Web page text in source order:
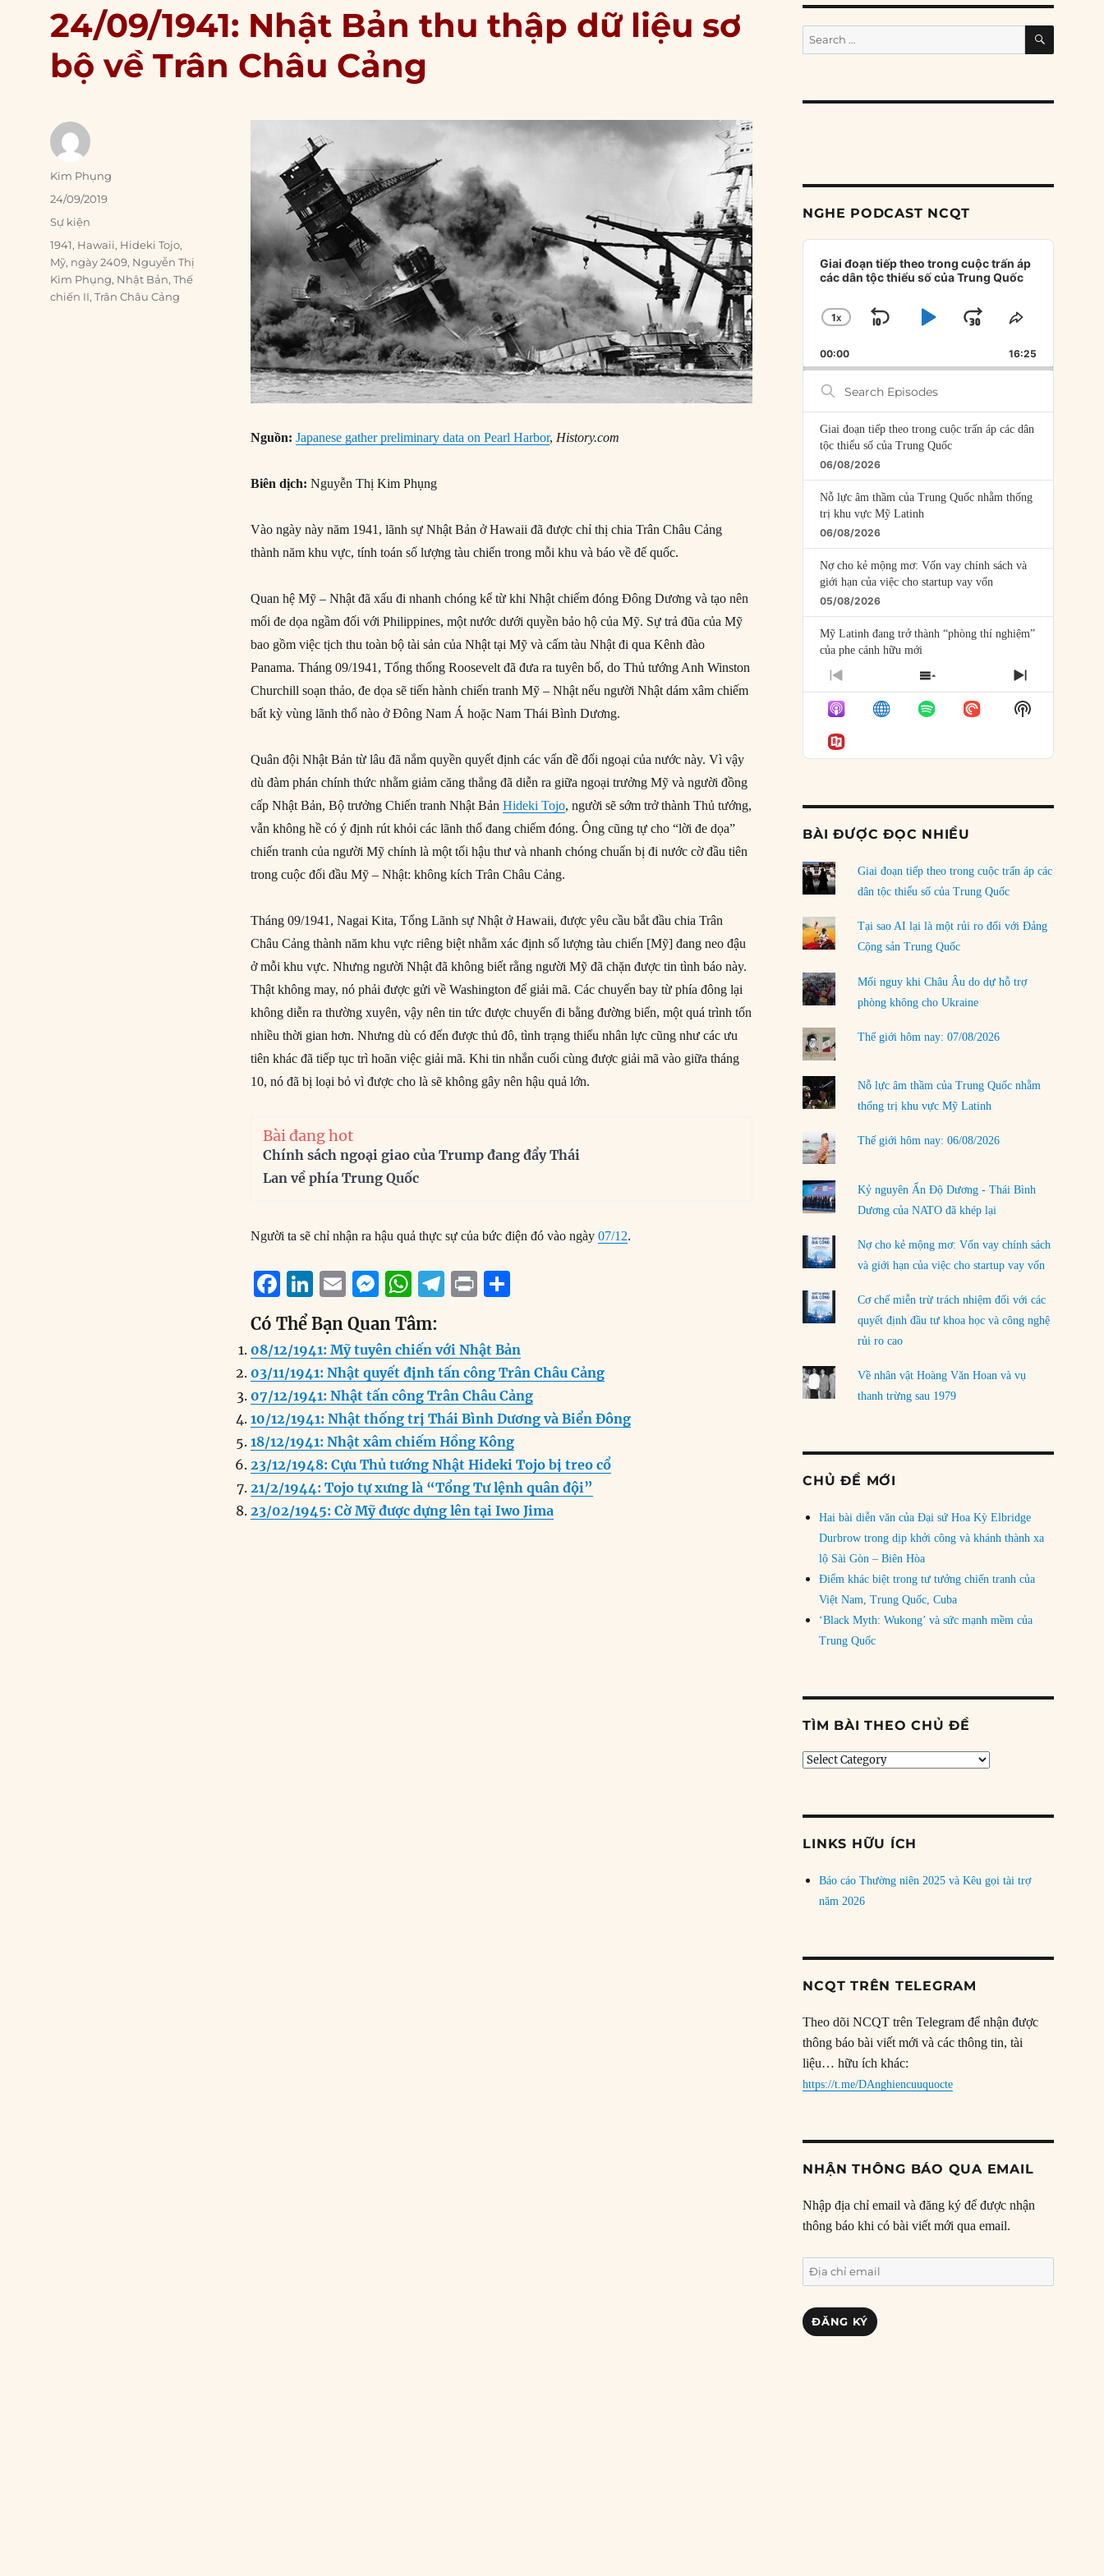
24/09/1941: Nhật Bản thu thập dữ liệu sơ
bộ về Trân Châu Cảng
Nguồn: Japanese gather preliminary data on Pearl Harbor, History.com
Biên dịch: Nguyễn Thị Kim Phụng
Vào ngày này năm 1941, lãnh sự Nhật Bản ở Hawaii đã được chỉ thị chia Trân Châu Cảng
thành năm khu vực, tính toán số lượng tàu chiến trong mỗi khu và báo về đế quốc.
Quan hệ Mỹ – Nhật đã xấu đi nhanh chóng kể từ khi Nhật chiếm đóng Đông Dương và tạo nên
mối đe dọa ngầm đối với Philippines, một nước dưới quyền bảo hộ của Mỹ. Sự trả đũa của Mỹ
bao gồm việc tịch thu toàn bộ tài sản của Nhật tại Mỹ và cấm tàu Nhật đi qua Kênh đào
Panama. Tháng 09/1941, Tổng thống Roosevelt đã đưa ra tuyên bố, do Thủ tướng Anh Winston
Churchill soạn thảo, đe dọa sẽ tiến hành chiến tranh Mỹ – Nhật nếu người Nhật dám xâm chiếm
bất kỳ vùng lãnh thổ nào ở Đông Nam Á hoặc Nam Thái Bình Dương.
Quân đội Nhật Bản từ lâu đã nắm quyền quyết định các vấn đề đối ngoại của nước này. Vì vậy
dù đàm phán chính thức nhằm giảm căng thẳng đã diễn ra giữa ngoại trưởng Mỹ và người đồng
cấp Nhật Bản, Bộ trưởng Chiến tranh Nhật BảnHideki Tojo, người sẽ sớm trở thành Thủ tướng,
vẫn không hề có ý định rút khỏi các lãnh thổ đang chiếm đóng. Ông cũng tự cho “lời đe dọa”
chiến tranh của người Mỹ chính là một tối hậu thư và nhanh chóng chuẩn bị đi nước cờ đầu tiên
trong cuộc đối đầu Mỹ – Nhật: không kích Trân Châu Cảng.
Tháng 09/1941, Nagai Kita, Tổng Lãnh sự Nhật ở Hawaii, được yêu cầu bắt đầu chia Trân
Châu Cảng thành năm khu vực riêng biệt nhằm xác định số lượng tàu chiến [Mỹ] đang neo đậu
ở mỗi khu vực. Nhưng người Nhật đã không biết rằng người Mỹ đã chặn được tin tình báo này.
Thật không may, nó phải được gửi về Washington để giải mã. Các chuyến bay từ phía đông lại
không diễn ra thường xuyên, vậy nên tin tức được chuyển đi bằng đường biển, một quá trình tốn
nhiều thời gian hơn. Nhưng dù có đến được thủ đô, tình trạng thiếu nhân lực cũng như các ưu
tiên khác đã tiếp tục trì hoãn việc giải mã. Khi tin nhắn cuối cùng được giải mã vào giữa tháng
10, nó đã bị loại bỏ vì được cho là sẽ không gây nên hậu quả lớn.
Bài đang hot
Chính sách ngoại giao của Trump đang đẩy Thái
Lan về phía Trung Quốc
Người ta sẽ chỉ nhận ra hậu quả thực sự của bức điện đó vào ngày07/12.
F
a
c
e
b
o
o
k
Li
n
k
e
d
I
n
E
m
ai
l
M
ss
e
n
g
er
W
h
at
s
A
p
p
T
e
g
r
a
m
P
n
t
re
Có Thể Bạn Quan Tâm:
08/12/1941: Mỹ tuyên chiến với Nhật Bản
03/11/1941: Nhật quyết định tấn công Trân Châu Cảng
07/12/1941: Nhật tấn công Trân Châu Cảng
10/12/1941: Nhật thống trị Thái Bình Dương và Biển Đông
18/12/1941: Nhật xâm chiếm Hồng Kông
23/12/1948: Cựu Thủ tướng Nhật Hideki Tojo bị treo cổ
21/2/1944: Tojo tự xưng là “Tổng Tư lệnh quân đội”
23/02/1945: Cờ Mỹ được dựng lên tại Iwo Jima
Author
Kim Phụng
Posted
24/09/2019
Categories
Sự kiện
Tags
1941, Hawaii, Hideki Tojo,
Mỹ, ngày 2409, Nguyễn Thị
Kim Phụng, Nhật Bản,Thế
chiến II,Trân Châu Cảng
Search
for:
SEARCH
NGHE PODCAST NCQT
Audio
Player
Giai đoạn tiếp theo trong cuộc trấn áp
các dân tộc thiểu số của Trung Quốc
CHANGE
RATE
1X
SKIP
BACKWARD
PLAYJUMP
FORWARD
SHARE
EPISODE
00:00 16:25
Search
Episodes
Giai đoạn tiếp theo trong cuộc trấn áp các dân
tộc thiểu số của Trung Quốc
06/08/2026
Nỗ lực âm thầm của Trung Quốc nhằm thống
trị khu vực Mỹ Latinh
06/08/2026
Nợ cho kẻ mộng mơ: Vốn vay chính sách và
giới hạn của việc cho startup vay vốn
05/08/2026
Mỹ Latinh đang trở thành “phòng thí nghiệm”
của phe cánh hữu mới
04/08/2026
Tại sao Trung Quốc phủ nhận cuộc gặp với
Ngoại trưởng Nhật Bản?
04/08/2026
03/08/2026
Đặt cược vào thất bại: Các quỹ đầu tư mạo
rủi ro
02/08/2026
Làm thế nào để kết thúc Chiến tranh Iran?
01/08/2026
Chiến lược kế tiếp của Bắc Kinh ở Biển Đông
31/07/2026
Trật tự thế giới mới: Các nước nhỏ sẽ luôn
phải chịu đựng?
30/07/2026
LOAD MORE
PREVIOUS
EPISODE
SHOW
EPISODES
LIST
NEXT
EPISODE
Show
Podcast
BÀI ĐƯỢC ĐỌC NHIỀU
Giai đoạn tiếp theo trong cuộc trấn áp các
dân tộc thiểu số của Trung Quốc
Tại sao AI lại là một rủi ro đối với Đảng
Cộng sản Trung Quốc
Mối nguy khi Châu Âu do dự hỗ trợ
phòng không cho Ukraine
Thế giới hôm nay: 07/08/2026
Nỗ lực âm thầm của Trung Quốc nhằm
thống trị khu vực Mỹ Latinh
Thế giới hôm nay: 06/08/2026
Kỷ nguyên Ấn Độ Dương - Thái Bình
Dương của NATO đã khép lại
Nợ cho kẻ mộng mơ: Vốn vay chính sách
và giới hạn của việc cho startup vay vốn
Cơ chế miễn trừ trách nhiệm đối với các
quyết định đầu tư khoa học và công nghệ
rủi ro cao
Về nhân vật Hoàng Văn Hoan và vụ
thanh trừng sau 1979
CHỦ ĐỀ MỚI
Hai bài diễn văn của Đại sứ Hoa Kỳ Elbridge
Durbrow trong dịp khởi công và khánh thành xa
lộ Sài Gòn – Biên Hòa
Điểm khác biệt trong tư tưởng chiến tranh của
Việt Nam, Trung Quốc, Cuba
‘Black Myth: Wukong’ và sức mạnh mềm của
Trung Quốc
TÌM BÀI THEO CHỦ ĐỀ
Tìm
LINKS HỮU ÍCH
Báo cáo Thường niên 2025 và Kêu gọi tài trợ
năm 2026
NCQT TRÊN TELEGRAM
Theo dõi NCQT trên Telegram để nhận được
thông báo bài viết mới và các thông tin, tài
liệu… hữu ích khác:
https://t.me/DAnghiencuuquocte
NHẬN THÔNG BÁO QUA EMAIL
Nhập địa chỉ email và đăng ký để được nhận
thông báo khi có bài viết mới qua email.
Địa
chỉ
email
ĐĂNG KÝ